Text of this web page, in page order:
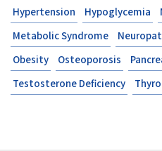
Hypertension
Hypoglycemia
Metabolic Syndrome
Obesity
Osteoporosis
Testosterone Deficiency